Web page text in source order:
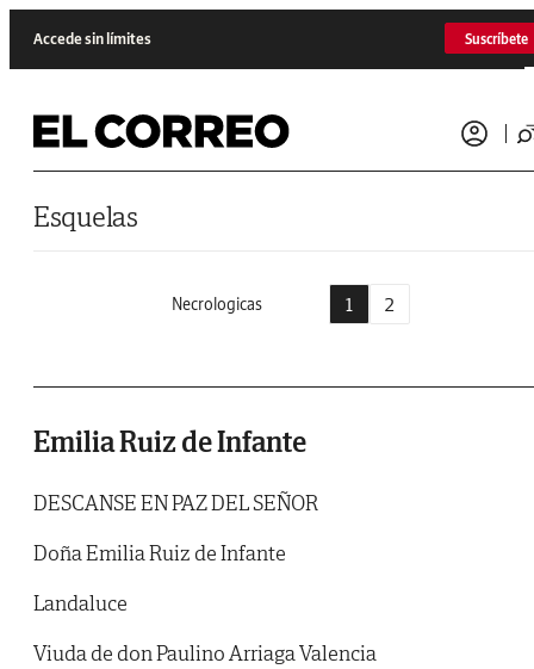
Accede sin límites Suscríbete
Esquelas
Necrologicas 1 2
Emilia Ruiz de Infante
DESCANSE EN PAZ DEL SEÑOR
Doña Emilia Ruiz de Infante
Landaluce
Viuda de don Paulino Arriaga Valencia